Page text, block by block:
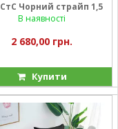
СтС Чорний страйп 1,5
В наявності
2 680,00 грн.
Купити